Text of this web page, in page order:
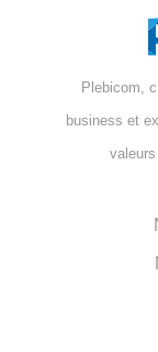
Plebicom,
business et